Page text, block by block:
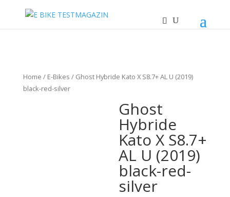
Home / E-Bikes / Ghost Hybride Kato X S8.7+ AL U (2019)
black-red-silver
Ghost
Hybride
Kato X S8.7+
AL U (2019)
black-red-
silver